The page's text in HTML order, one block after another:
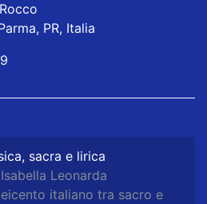
PR, Italia
sacra e lirica
Leonarda
italiano tra sacro e